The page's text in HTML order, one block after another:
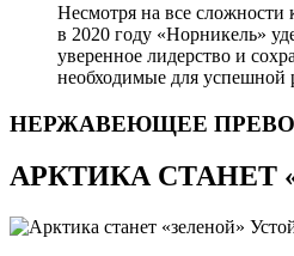
Несмотря на все сложности
в 2020 году «Норникель»
уверенное лидерство и
необходимые для успешной
НЕРЖАВЕЮЩЕЕ
АРКТИКА СТАНЕТ